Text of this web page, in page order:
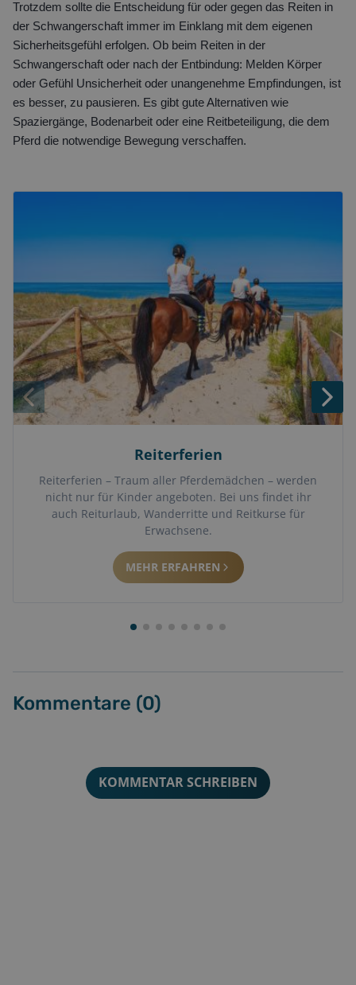
Trotzdem sollte die Entscheidung für oder gegen das Reiten in
der Schwangerschaft immer im Einklang mit dem eigenen
Sicherheitsgefühl erfolgen. Ob beim Reiten in der
Schwangerschaft oder nach der Entbindung: Melden Körper
oder Gefühl Unsicherheit oder unangenehme Empfindungen, ist
es besser, zu pausieren. Es gibt gute Alternativen wie
Spaziergänge, Bodenarbeit oder eine Reitbeteiligung, die dem
Pferd die notwendige Bewegung verschaffen.
Reiterferien
Reiterferien – Traum aller Pferdemädchen – werden
nicht nur für Kinder angeboten. Bei uns findet ihr
auch Reiturlaub, Wanderritte und Reitkurse für
Erwachsene.
MEHR ERFAHREN
Kommentare (0)
KOMMENTAR SCHREIBEN